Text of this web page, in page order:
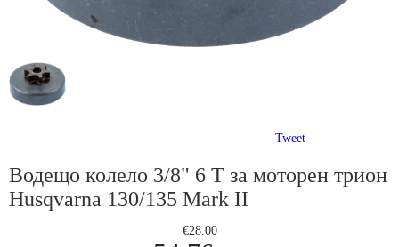
Tweet
Водещо колело 3/8" 6 Т за моторен трион
Husqvarna 130/135 Mark ІІ
€28.00